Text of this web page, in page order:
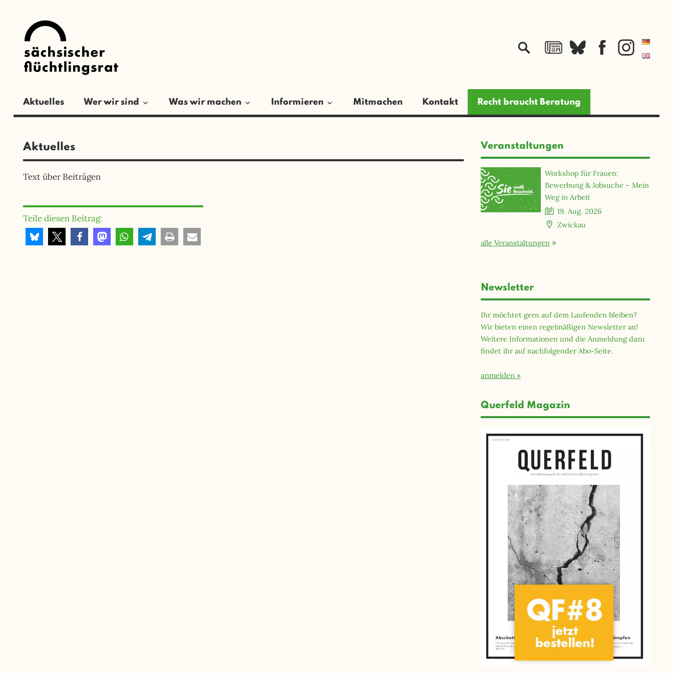
springen
Aktuelles Wer wir sind Was wir machen Informieren Mitmachen Kontakt Recht braucht Beratung
Aktuelles
Text über Beiträgen
Teile diesen Beitrag:
Veranstaltungen
Workshop für Frauen:
Bewerbung & Jobsuche – Mein
Weg in Arbeit
19. Aug. 2026
Zwickau
alle Veranstaltungen
Newsletter
Ihr möchtet gern auf dem Laufenden bleiben?
Wir bieten einen regelmäßigen Newsletter an!
Weitere Informationen und die Anmeldung dazu
findet ihr auf nachfolgender Abo-Seite.
anmelden
Querfeld Magazin